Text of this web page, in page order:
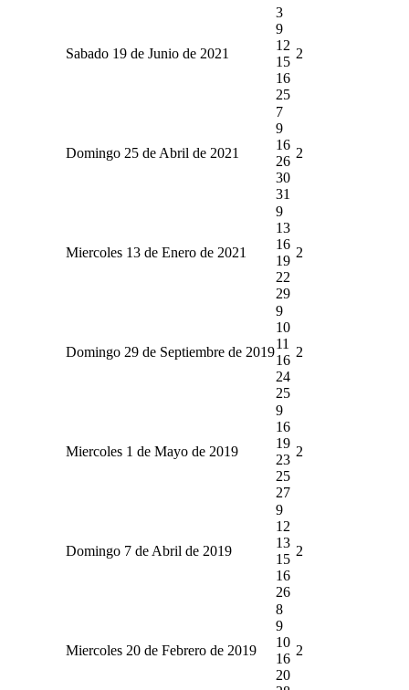
Sabado 19 de Junio de 2021
3
9
12
15
16
25
2
Domingo 25 de Abril de 2021
7
9
16
26
30
31
2
Miercoles 13 de Enero de 2021
9
13
16
19
22
29
2
Domingo 29 de Septiembre de 2019
9
10
11
16
24
25
2
Miercoles 1 de Mayo de 2019
9
16
19
23
25
27
2
Domingo 7 de Abril de 2019
9
12
13
15
16
26
2
Miercoles 20 de Febrero de 2019
8
9
10
16
20
2